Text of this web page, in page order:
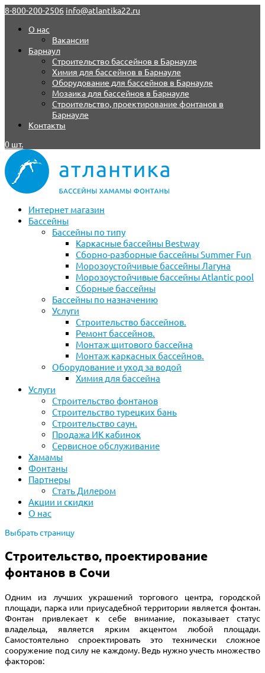
8-800-200-2506 info@atlantika22.ru
О нас
Вакансии
Барнаул
Строительство бассейнов в Барнауле
Химия для бассейнов в Барнауле
Оборудование для бассейнов в Барнауле
Мозаика для бассейнов в Барнауле
Строительство, проектирование фонтанов в
Барнауле
Контакты
0 шт.
Интернет магазин
Бассейны
Бассейны по типу
Каркасные бассейны Bestway
Сборно-разборные бассейны Summer Fun
Морозоустойчивые бассейны Лагуна
Морозоустойчивые бассейны Atlantic pool
Сборные бассейны
Бассейны по назначению
Услуги
Строительство бассейнов.
Ремонт бассейнов.
Монтаж щитового бассейна
Монтаж каркасных бассейнов.
Оборудование и уход за водой
Химия для бассейна
Услуги
Строительство фонтанов
Строительство турецких бань
Строительство саун.
Продажа ИК кабинок
Сервисное обслуживание
Хамамы
Фонтаны
Партнеры
Стать Дилером
Акции и скидки
О нас
Выбрать страницу
Строительство, проектирование
фонтанов в Сочи
Одним из лучших украшений торгового центра, городской
площади, парка или приусадебной территории является фонтан.
Фонтан привлекает к себе внимание, показывает статус
владельца, является ярким акцентом любой площади.
Самостоятельно спроектировать это технически сложное
сооружение под силу не каждому. Ведь нужно учесть множество
факторов: